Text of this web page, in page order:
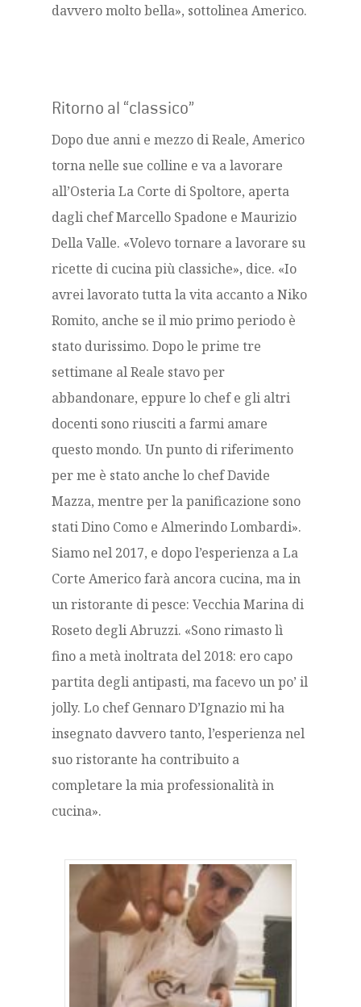
davvero molto bella», sottolinea Americo.
Ritorno al “classico”
Dopo due anni e mezzo di Reale, Americo
torna nelle sue colline e va a lavorare
all’Osteria La Corte di Spoltore, aperta
dagli chef Marcello Spadone e Maurizio
Della Valle. «Volevo tornare a lavorare su
ricette di cucina più classiche», dice. «Io
avrei lavorato tutta la vita accanto a Niko
Romito, anche se il mio primo periodo è
stato durissimo. Dopo le prime tre
settimane al Reale stavo per
abbandonare, eppure lo chef e gli altri
docenti sono riusciti a farmi amare
questo mondo. Un punto di riferimento
per me è stato anche lo chef Davide
Mazza, mentre per la panificazione sono
stati Dino Como e Almerindo Lombardi».
Siamo nel 2017, e dopo l’esperienza a La
Corte Americo farà ancora cucina, ma in
un ristorante di pesce: Vecchia Marina di
Roseto degli Abruzzi. «Sono rimasto lì
fino a metà inoltrata del 2018: ero capo
partita degli antipasti, ma facevo un po’ il
jolly. Lo chef Gennaro D’Ignazio mi ha
insegnato davvero tanto, l’esperienza nel
suo ristorante ha contribuito a
completare la mia professionalità in
cucina».